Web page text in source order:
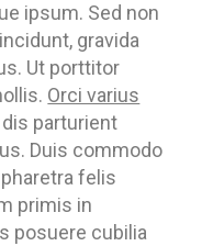
ipsum. Sed non
gravida
Ut porttitor
Orci varius
parturient
Duis commodo
felis
primis in
posuere cubilia